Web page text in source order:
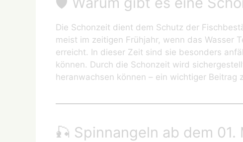
Die Schonzeit dient dem Schutz der
meist im zeitigen Frühjahr, wenn das Wasser
erreicht. In dieser Zeit sind sie besonders
können. Durch die Schonzeit wird
heranwachsen können – ein wichtiger Beitrag
🎣 Spinnangeln ab dem